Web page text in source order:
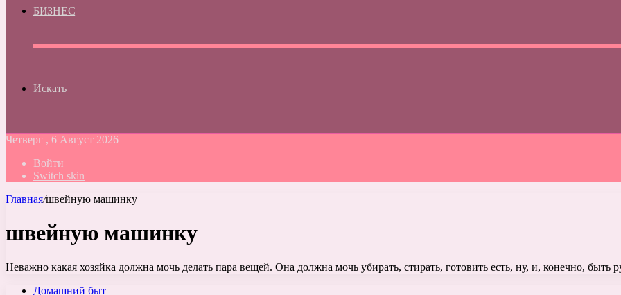
БИЗНЕС
Искать
Четверг , 6 Август 2026
Войти
Switch skin
Главная/швейную машинку
швейную машинку
Неважно какая хозяйка должна мочь делать пара вещей. Она должна мочь убирать, стирать, готовить есть, ну, и, конечно, быть
Домашний быт